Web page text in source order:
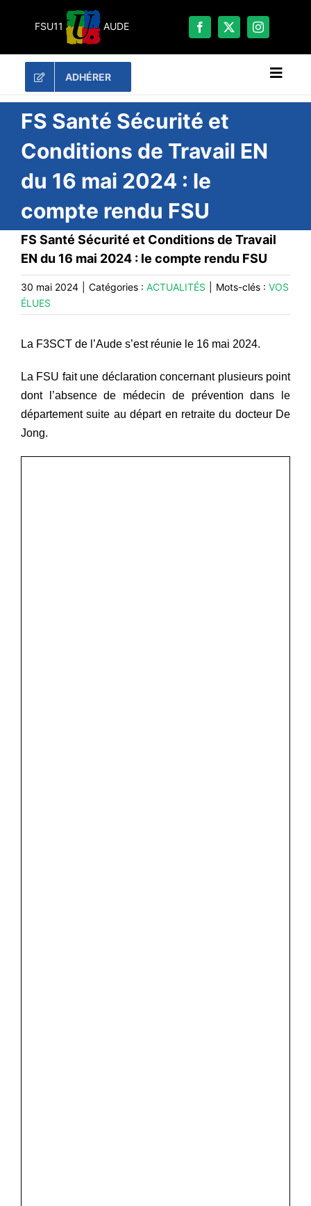
FSU11 AUDE
ADHÉRER
RECHERCHER:
LES UNES
#ACTUALITÉS
LA FSU 11
DOSSIERS
PUBLICATIONS
CONTACT
#COMMUNIQUÉS
#ÉLECTIONS
#DÉBATS
FS Santé Sécurité et
Conditions de Travail EN
du 16 mai 2024 : le
compte rendu FSU
FS Santé Sécurité et Conditions de Travail
EN du 16 mai 2024 : le compte rendu FSU
30 mai 2024 Catégories : ACTUALITÉS Mots-clés : VOS
ÉLUES
La F3SCT de l’Aude s’est réunie le 16 mai 2024.
La FSU fait une déclaration concernant plusieurs point
dont l’absence de médecin de prévention dans le
département suite au départ en retraite du docteur De
Jong.